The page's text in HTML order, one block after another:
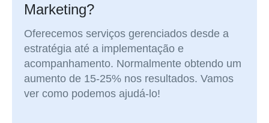
Marketing?
Oferecemos serviços gerenciados desde a
estratégia até a implementação e
acompanhamento. Normalmente obtendo um
aumento de 15-25% nos resultados. Vamos
ver como podemos ajudá-lo!